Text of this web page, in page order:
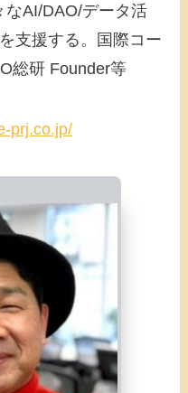
なAI/DAO/データ活
支援する。国際コー
総研 Founder等
prj.co.jp/